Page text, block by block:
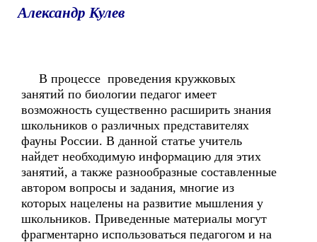
Александр Кулев
В процессе проведения кружковых
занятий по биологии педагог имеет
возможность существенно расширить знания
школьников о различных представителях
фауны России. В данной статье учитель
найдет необходимую информацию для этих
занятий, а также разнообразные составленные
автором вопросы и задания, многие из
которых нацелены на развитие мышления у
школьников. Приведенные материалы могут
фрагментарно использоваться педагогом и на